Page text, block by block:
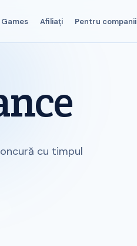
Games Afiliați Pentru companii
cu timpul